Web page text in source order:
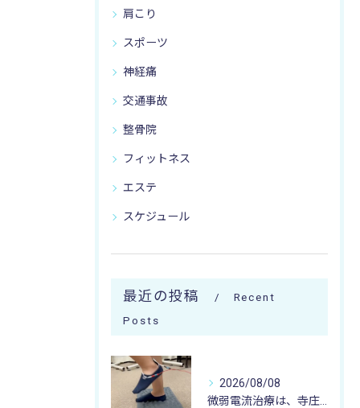
肩こり
スポーツ
神経痛
交通事故
整骨院
フィットネス
エステ
スケジュール
最近の投稿
Recent
Posts
2026/08/08